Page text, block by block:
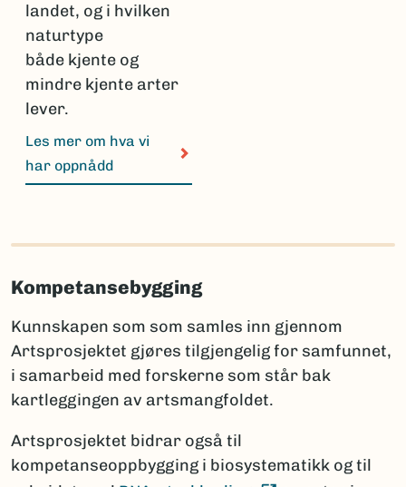
landet, og i hvilken
naturtype
både kjente og
mindre kjente arter
lever.
Les mer om hva vi
har oppnådd
Kompetansebygging
Kunnskapen som som samles inn gjennom
Artsprosjektet gjøres tilgjengelig for samfunnet,
i samarbeid med forskerne som står bak
kartleggingen av artsmangfoldet.
Artsprosjektet bidrar også til
kompetanseoppbygging i biosystematikk og til